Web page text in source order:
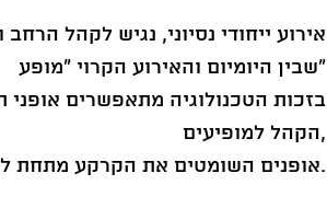
אירוע ייחודי נסיוני, נגיש לקהל
שבין היומיום והאירוע הקרוי "מופע"
בזכות הטכנולוגיה מתאפשרים
הקהל למופיעים,
אופנים השומטים את הקרקע מתחת למוסכמות מדיום המופע.